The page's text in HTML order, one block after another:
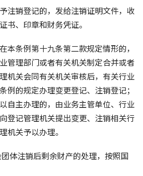
注销登记的，发给注销证明文件，收
书、印章和财务凭证。
本条例第十九条第二款规定情形的，
管理部门或者有关机关制定合并或者
机关会同有关机关审核后，有关行业
例的规定办理变更登记、注销登记；
自主办理的，由业务主管单位、行业
登记管理机关提出变更、注销相关行
机关予以办理。
体注销后剩余财产的处理，按照国